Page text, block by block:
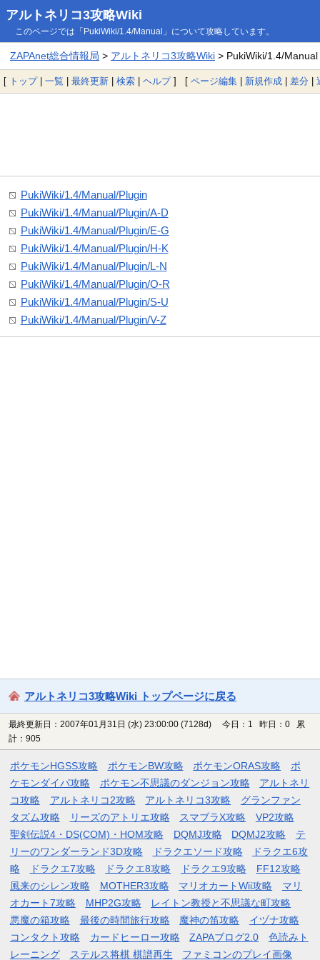
アルトネリコ3攻略Wiki
このページでは「PukiWiki/1.4/Manual」について攻略しています。
ZAPAnet総合情報局 > アルトネリコ3攻略Wiki> PukiWiki/1.4/Manual
[ トップ| 一覧 | 最終更新 | 検索 | ヘルプ] [ ページ編集 | 新規作成 | 差分 |
PukiWiki/1.4/Manual/Plugin
PukiWiki/1.4/Manual/Plugin/A-D
PukiWiki/1.4/Manual/Plugin/E-G
PukiWiki/1.4/Manual/Plugin/H-K
PukiWiki/1.4/Manual/Plugin/L-N
PukiWiki/1.4/Manual/Plugin/O-R
PukiWiki/1.4/Manual/Plugin/S-U
PukiWiki/1.4/Manual/Plugin/V-Z
アルトネリコ3攻略Wiki トップページに戻る
最終更新日：2007年01月31日 (水) 23:00:00 (7128d)
今日：1 昨日：0 累
計：905
ポケモンHGSS攻略 ポケモンBW攻略 ポケモンORAS攻略
ポ
ケモンダイパ攻略
ポケモン不思議のダンジョン攻略
アルトネリ
コ攻略
アルトネリコ2攻略 アルトネリコ3攻略
グランファン
タズム攻略
リーズのアトリエ攻略 スマブラX攻略
VP2攻略
聖剣伝説4・DS(COM)・HOM攻略
DQMJ攻略 DQMJ2攻略
テ
リーのワンダーランド3D攻略
ドラクエソード攻略
ドラクエ6攻
略
ドラクエ7攻略 ドラクエ8攻略 ドラクエ9攻略
FF12攻略
風来のシレン攻略
MOTHER3攻略 マリオカートWii攻略
マリ
オカート7攻略
MHP2G攻略
レイトン教授と不思議な町攻略
悪魔の箱攻略
最後の時間旅行攻略 魔神の笛攻略
イヅナ攻略
コンタクト攻略
カードヒーロー攻略 ZAPAブログ2.0
色読みト
レーニング
ステルス将棋 棋譜再生 ファミコンのプレイ画像